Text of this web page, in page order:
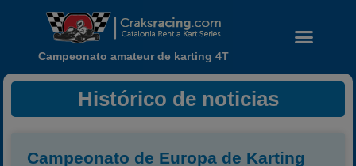
Campeonato amateur de karting 4T
Histórico de noticias
Campeonato de Europa de Karting